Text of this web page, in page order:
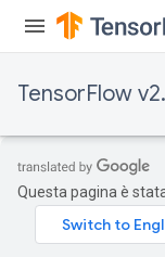
TensorFlow
Questa pagina è